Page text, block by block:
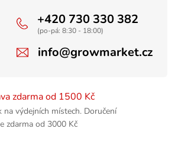
+420 730 330 382
(po-pá: 8:30 - 18:00)
info@growmarket.cz
zdarma od 1500 Kč
na výdejních místech. Doručení
zdarma od 3000 Kč